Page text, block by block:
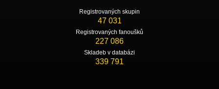
Registrovaných skupin
47 031
Registrovaných fanoušků
227 086
Skladeb v databázi
339 791